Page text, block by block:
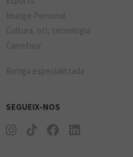
Imatge Personal
Cultura, oci, tecnologia
Carrefour
Botiga especialitzada
SEGUEIX-NOS